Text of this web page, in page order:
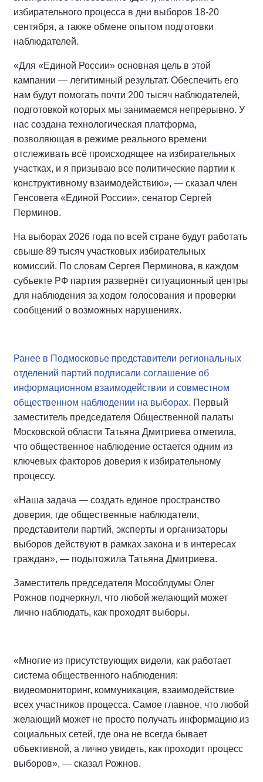
избирательного процесса в дни выборов 18-20
сентября, а также обмене опытом подготовки
наблюдателей.
«Для «Единой России» основная цель в этой
кампании — легитимный результат. Обеспечить его
нам будут помогать почти 200 тысяч наблюдателей,
подготовкой которых мы занимаемся непрерывно. У
нас создана технологическая платформа,
позволяющая в режиме реального времени
отслеживать всё происходящее на избирательных
участках, и я призываю все политические партии к
конструктивному взаимодействию», — сказал член
Генсовета «Единой России», сенатор Сергей
Перминов.
На выборах 2026 года по всей стране будут работать
свыше 89 тысяч участковых избирательных
комиссий. По словам Сергея Перминова, в каждом
субъекте РФ партия развернёт ситуационный центры
для наблюдения за ходом голосования и проверки
сообщений о возможных нарушениях.
Ранее в Подмосковье представители региональных
отделений партий подписали соглашение об
информационном взаимодействии и совместном
общественном наблюдении на выборах. Первый
заместитель председателя Общественной палаты
Московской области Татьяна Дмитриева отметила,
что общественное наблюдение остается одним из
ключевых факторов доверия к избирательному
процессу.
«Наша задача — создать единое пространство
доверия, где общественные наблюдатели,
представители партий, эксперты и организаторы
выборов действуют в рамках закона и в интересах
граждан», — подытожила Татьяна Дмитриева.
Заместитель председателя Мособлдумы Олег
Рожнов подчеркнул, что любой желающий может
лично наблюдать, как проходят выборы.
«Многие из присутствующих видели, как работает
система общественного наблюдения:
видеомониторинг, коммуникация, взаимодействие
всех участников процесса. Самое главное, что любой
желающий может не просто получать информацию из
социальных сетей, где она не всегда бывает
объективной, а лично увидеть, как проходит процесс
выборов», — сказал Рожнов.